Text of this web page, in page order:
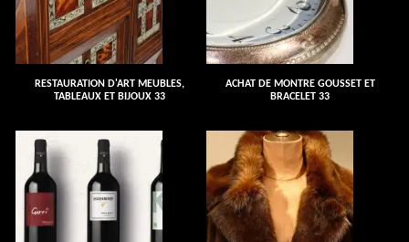
RESTAURATION D'ART MEUBLES,
TABLEAUX ET BIJOUX 33
ACHAT DE MONTRE GOUSSET ET
BRACELET 33